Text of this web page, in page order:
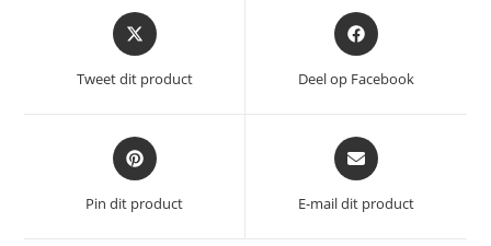
Opent
in
nieuw
Tweet dit product
Opent
in
nieuw
Deel op Facebook
Opent
in
nieuw
Pin dit product
Opent
in
nieuw
E-mail dit product